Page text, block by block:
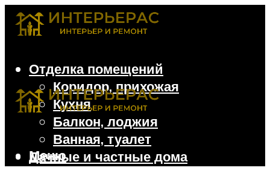
Отделка помещений
Коридор, прихожая
Кухня
Балкон, лоджия
Ванная, туалет
Дачные и частные дома
Меню